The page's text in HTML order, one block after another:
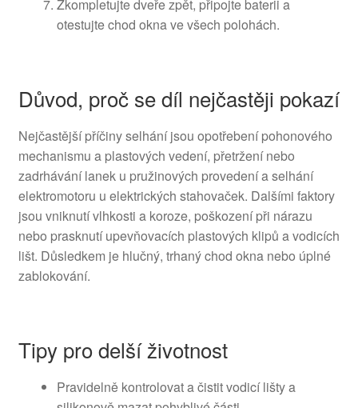
Zkompletujte dveře zpět, připojte baterii a
otestujte chod okna ve všech polohách.
Důvod, proč se díl nejčastěji pokazí
Nejčastější příčiny selhání jsou opotřebení pohonového
mechanismu a plastových vedení, přetržení nebo
zadrhávání lanek u pružinových provedení a selhání
elektromotoru u elektrických stahovaček. Dalšími faktory
jsou vniknutí vlhkosti a koroze, poškození při nárazu
nebo prasknutí upevňovacích plastových klipů a vodicích
lišt. Důsledkem je hlučný, trhaný chod okna nebo úplné
zablokování.
Tipy pro delší životnost
Pravidelně kontrolovat a čistit vodicí lišty a